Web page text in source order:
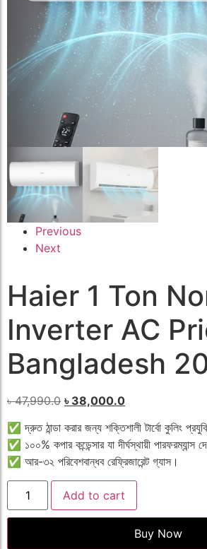
Previous
Next
Haier 1 Ton
Inverter AC
Bangladesh
৳47,990.0 ৳ 38,000.0
✅ দ্রুত ঠান্ডা করার জন্য শক্তিশালী টার্বো কুলিং
✅ ১০০% কপার কন্ডেন্সার যা দীর্ঘস্থায়ী পারফরম্যান্স
✅ আর-৩২ পরিবেশবান্ধব রেফ্রিজারেন্ট গ্যাস।
Add to cart
Buy Now